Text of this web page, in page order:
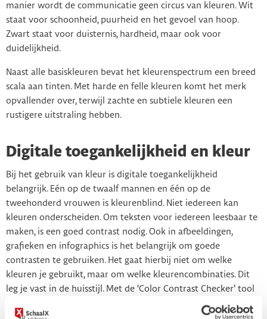
manier wordt de communicatie geen circus van kleuren. Wit
staat voor schoonheid, puurheid en het gevoel van hoop.
Zwart staat voor duisternis, hardheid, maar ook voor
duidelijkheid.
Naast alle basiskleuren bevat het kleurenspectrum een breed
scala aan tinten. Met harde en felle kleuren komt het merk
opvallender over, terwijl zachte en subtiele kleuren een
rustigere uitstraling hebben.
Digitale toegankelijkheid en kleur
Bij het gebruik van kleur is digitale toegankelijkheid
belangrijk. Eén op de twaalf mannen en één op de
tweehonderd vrouwen is kleurenblind. Niet iedereen kan
kleuren onderscheiden. Om teksten voor iedereen leesbaar te
maken, is een goed contrast nodig. Ook in afbeeldingen,
grafieken en infographics is het belangrijk om goede
contrasten te gebruiken. Het gaat hierbij niet om welke
kleuren je gebruikt, maar om welke kleurencombinaties. Dit
leg je vast in de huisstijl. Met de ‘Color Contrast Checker’ tool
kun je bepalen of het contrast van twee kleuren aan de eisen